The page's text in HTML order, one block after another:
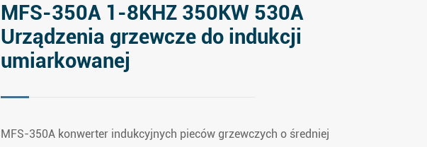
MFS-350A 1-8KHZ 350KW 530A
Urządzenia grzewcze do indukcji
umiarkowanej
MFS-350A konwerter indukcyjnych pieców grzewczych o średniej